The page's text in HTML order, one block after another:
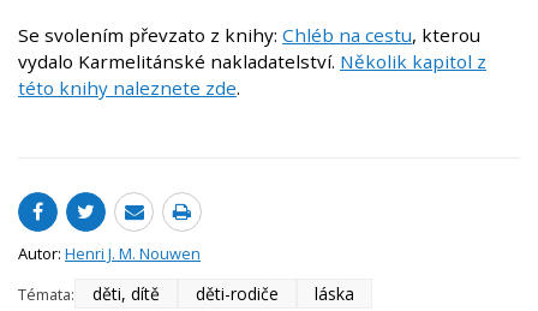
Se svolením převzato z knihy: Chléb na cestu, kterou
vydalo Karmelitánské nakladatelství. Několik kapitol z
této knihy naleznete zde.
Autor: Henri J. M. Nouwen
Témata:
děti, dítě děti-rodiče
láska